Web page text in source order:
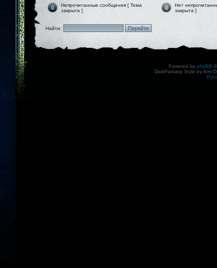
Непрочитанные сообщения [ Тема
закрыта ]
Нет
закрыта ]
Найти:
Powered by phpBB
DarkFantasy Style by Arm